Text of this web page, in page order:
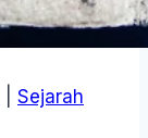
Sejarah